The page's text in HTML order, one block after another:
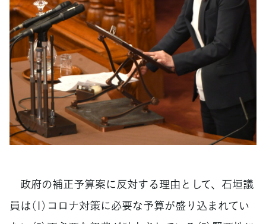
政府の補正予算案に反対する理由として、石垣議
員は（1）コロナ対策に必要な予算が盛り込まれてい